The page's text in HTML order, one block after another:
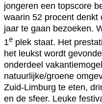
jongeren een topscore
waarin 52 procent denkt
jaar te gaan bezoeken.
1e plek staat. Het
het leukst wordt
onderdeel
natuurlijke/groene
Zuid-Limburg te eten,
en de sfeer. Leuke